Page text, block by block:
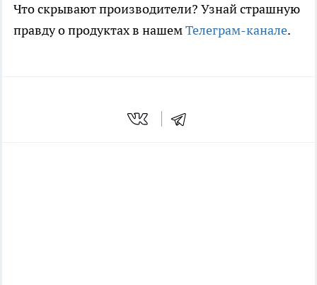
Что скрывают производители? Узнай страшную
правду о продуктах в нашемТелеграм-канале.